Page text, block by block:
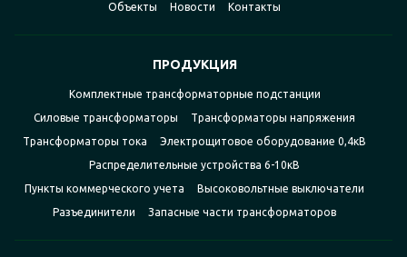
Объекты
Новости Контакты
ПРОДУКЦИЯ
Комплектные трансформаторные подстанции
Силовые трансформаторы
Трансформаторы напряжения
Трансформаторы тока
Электрощитовое оборудование 0,4кВ
Распределительные устройства 6-10кВ
Пункты коммерческого учета
Высоковольтные выключатели
Разъединители
Запасные части трансформаторов